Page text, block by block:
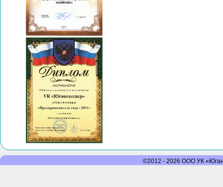
©2012 - 2026 ООО УК